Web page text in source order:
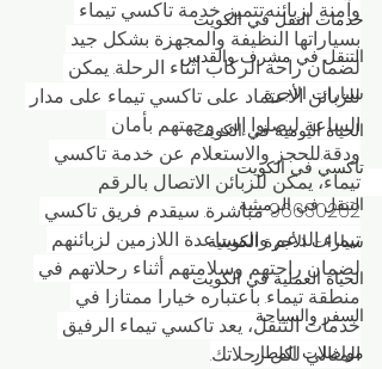
خدمات النقل في الكويت
التنقل في مشرف والقدس
سيارات الأجرة
الحياة اليومية في الكويت
تاكسي في الكويت
التنقل في الرميثية
سيارات الأجرة الكويتية
الحياة العملية في الكويت
السفر والسياحة
مواصلات المطار
وآمنة لزبائنه.تتميز خدمة تاكسي تيماء
بسياراتها النظيفة والمجهزة بشكل جيد
لضمان راحة الركاب أثناء الرحلة. يمكن
للزبائن الاعتماد على تاكسي تيماء على مدار
الساعة ليصلوا إلى وجهتهم بأمان
ودقة.للحجز والاستعلام عن خدمة تاكسي
تيماء، يمكن للزبائن الاتصال بالرقم
96630262 مباشرة. سيقدم فريق تاكسي
تيماء الدعم والمساعدة اللازمين لزبائنهم
لضمان راحتهم وسلامتهم أثناء رحلاتهم في
منطقة تيماء. باعتباره خيارا ممتازا في
خدمات التنقل، يعد تاكسي تيماء الرفيق
المثالي لكل رحلاتك.